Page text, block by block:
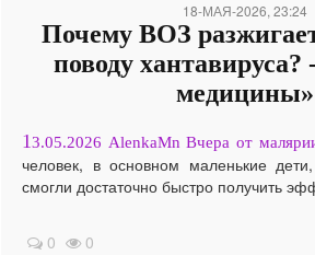
18-МАЯ-2026, 23:24
Почему ВОЗ
поводу хантавируса?
медицины»
13.05.2026 AlenkaMn Вчера от
человек, в основном маленькие
смогли достаточно быстро получить
0 0